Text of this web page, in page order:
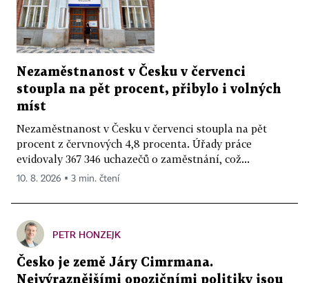
Nezaměstnanost v Česku v červenci
stoupla na pět procent, přibylo i volných
míst
Nezaměstnanost v Česku v červenci stoupla na pět
procent z červnových 4,8 procenta. Úřady práce
evidovaly 367 346 uchazečů o zaměstnání, což...
10. 8. 2026 ▪ 3 min. čtení
PETR HONZEJK
Česko je země Járy Cimrmana.
Nejvýraznějšími opozičními politiky jsou